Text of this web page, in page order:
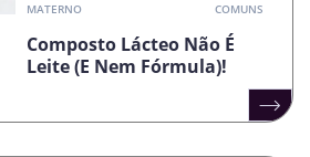
MATERNO
COMUNS
Composto Lácteo Não É
Leite (e Nem Fórmula)!